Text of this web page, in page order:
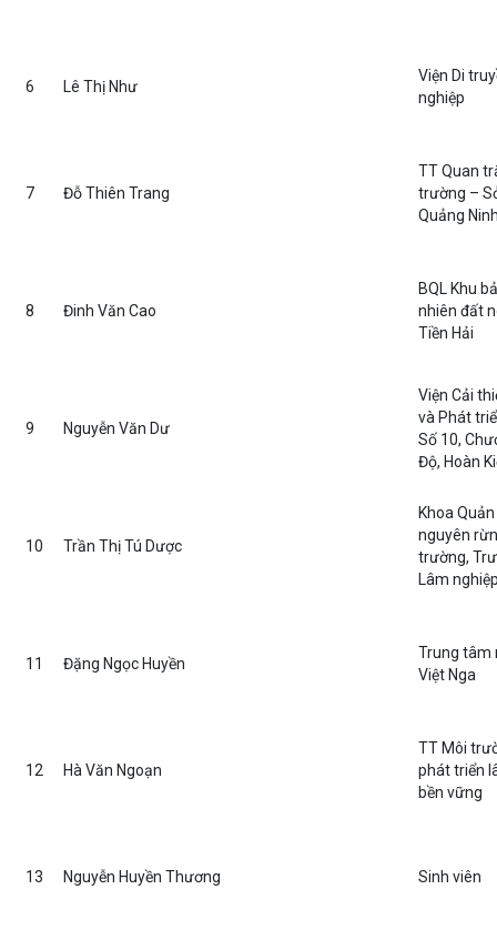
6 Lê Thị Như
Viện Di
nghiệp
7 Đỗ Thiên Trang
TT Quan
trường –
Quảng
8 Đinh Văn Cao
BQL Khu
nhiên đất
Tiền Hải
9 Nguyễn Văn Dư
Viện Cải
và Phát
Số 10,
Độ, Hoàn
10 Trần Thị Tú Dược
Khoa
nguyên
trường,
Lâm
11 Đặng Ngọc Huyền
Trung tâm
Việt Nga
12 Hà Văn Ngoạn
TT Môi
phát triển
bền vững
13 Nguyễn Huyền Thương Sinh viên